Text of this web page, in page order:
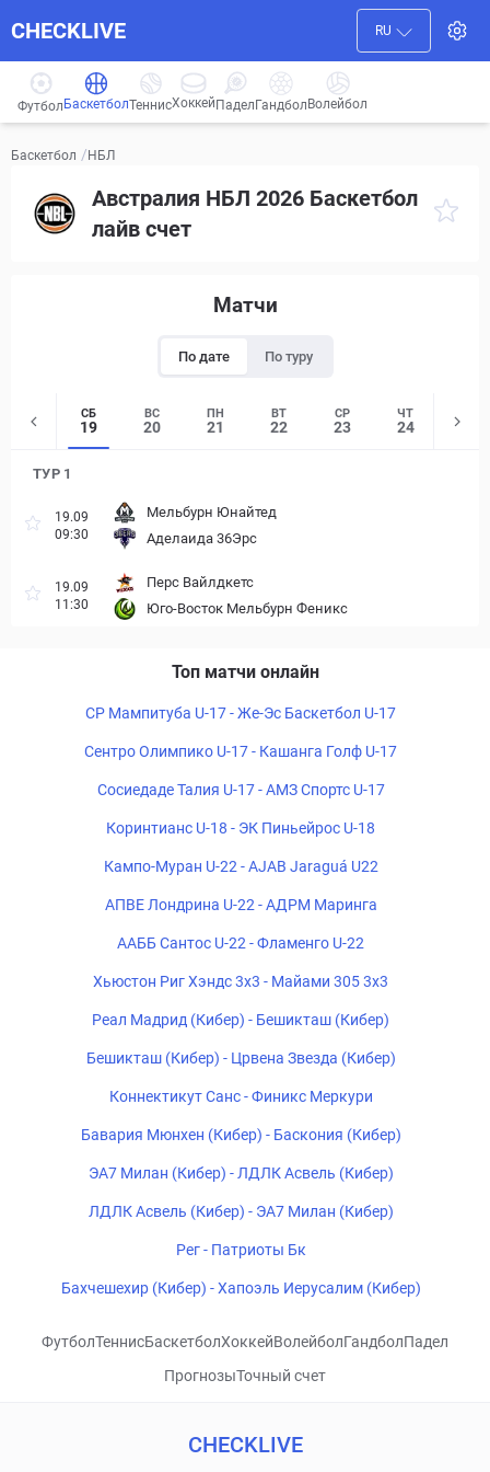
CHECKLIVE RU
Футбол БаскетболТеннисХоккей ПаделГандбол Волейбол
Баскетбол /НБЛ
Австралия НБЛ 2026 Баскетбол
лайв счет
Матчи
По дате По туру
СБ
19
ВС
20
ПН
21
ВТ
22
СР
23
ЧТ
24
ТУР 1
19.09
09:30
Мельбурн Юнайтед
Аделаида 36Эрс
19.09
11:30
Перс Вайлдкетс
Юго-Восток Мельбурн Феникс
Топ матчи онлайн
СР Мампитуба U-17 - Же-Эс Баскетбол U-17
Сентро Олимпико U-17 - Кашанга Голф U-17
Сосиедаде Талия U-17 - АМЗ Спортс U-17
Коринтианс U-18 - ЭК Пиньейрос U-18
Кампо-Муран U-22 - AJAB Jaraguá U22
АПВЕ Лондрина U-22 - АДРМ Маринга
ААББ Сантос U-22 - Фламенго U-22
Хьюстон Риг Хэндс 3x3 - Майами 305 3x3
Реал Мадрид (Кибер) - Бешикташ (Кибер)
Бешикташ (Кибер) - Црвена Звезда (Кибер)
Коннектикут Санс - Финикс Меркури
Бавария Мюнхен (Кибер) - Баскония (Кибер)
ЭА7 Милан (Кибер) - ЛДЛК Асвель (Кибер)
ЛДЛК Асвель (Кибер) - ЭА7 Милан (Кибер)
Рег - Патриоты Бк
Бахчешехир (Кибер) - Хапоэль Иерусалим (Кибер)
ФутболТеннисБаскетболХоккейВолейболГандболПадел
ПрогнозыТочный счет
CHECKLIVE